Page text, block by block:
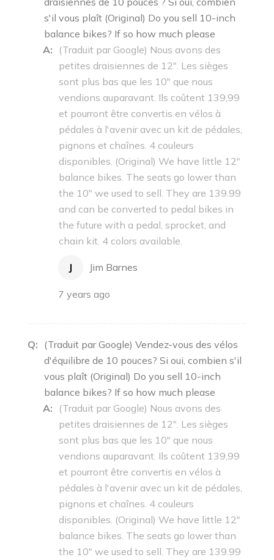
s'il vous plaît (Original) Do you sell 10-inch
balance bikes? If so how much please
A:
(Traduit par Google) Nous avons des
petites draisiennes de 12". Les sièges
sont plus bas que les 10" que nous
vendions auparavant. Ils coûtent 139,99
et pourront être convertis en vélos à
pédales à l'avenir avec un kit de pédales,
pignons et chaînes. 4 couleurs
disponibles. (Original) We have little 12"
balance bikes. The seats go lower than
the 10" we used to sell. They are 139.99
and can be converted to pedal bikes in
the future with a pedal, sprocket, and
chain kit. 4 colors available.
J Jim Barnes
7 years ago
Q: (Traduit par Google) Vendez-vous des vélos
d'équilibre de 10 pouces? Si oui, combien s'il
vous plaît (Original) Do you sell 10-inch
balance bikes? If so how much please
A:
(Traduit par Google) Nous avons des
petites draisiennes de 12". Les sièges
sont plus bas que les 10" que nous
vendions auparavant. Ils coûtent 139,99
et pourront être convertis en vélos à
pédales à l'avenir avec un kit de pédales,
pignons et chaînes. 4 couleurs
disponibles. (Original) We have little 12"
balance bikes. The seats go lower than
the 10" we used to sell. They are 139.99